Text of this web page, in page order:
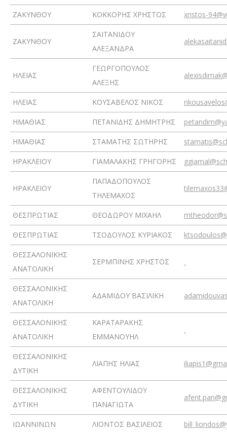
ΖΑΚΥΝΘΟΥ ΚΟΚΚΟΡΗΣ ΧΡΗΣΤΟΣ xristos-
ΖΑΚΥΝΘΟΥ
ΣΑΪΤΑΝΙΔΟΥ
ΑΛΕΞΑΝΔΡΑ
ΗΛΕΙΑΣ
ΓΕΩΡΓΟΠΟΥΛΟΣ
ΑΛΕΞΗΣ
ΗΛΕΙΑΣ ΚΟΥΣΑΒΕΛΟΣ ΝΙΚΟΣ
ΗΜΑΘΙΑΣ ΠΕΤΑΝΙΔΗΣ ΔΗΜΗΤΡΗΣ
ΗΜΑΘΙΑΣ ΣΤΑΜΑΤΗΣ ΣΩΤΗΡΗΣ
ΗΡΑΚΛΕΙΟΥ ΓΙΑΜΑΛΑΚΗΣ ΓΡΗΓΟΡΗΣ
ΗΡΑΚΛΕΙΟΥ
ΠΑΠΑΔΟΠΟΥΛΟΣ
ΤΗΛΕΜΑΧΟΣ
ΘΕΣΠΡΩΤΙΑΣ ΘΕΟΔΩΡΟΥ ΜΙΧΑΗΛ
ΘΕΣΠΡΩΤΙΑΣ ΤΣΟΔΟΥΛΟΣ ΚΥΡΙΑΚΟΣ
ΘΕΣΣΑΛΟΝΙΚΗΣ
ΑΝΑΤΟΛΙΚΗ
ΣΕΡΜΠΙΝΗΣ ΧΡΗΣΤΟΣ
ΘΕΣΣΑΛΟΝΙΚΗΣ
ΑΝΑΤΟΛΙΚΗ
ΑΔΑΜΙΔΟΥ ΒΑΣΙΛΙΚΗ
ΘΕΣΣΑΛΟΝΙΚΗΣ
ΑΝΑΤΟΛΙΚΗ
ΚΑΡΑΤΑΡΑΚΗΣ
ΕΜΜΑΝΟΥΗΛ
ΘΕΣΣΑΛΟΝΙΚΗΣ
ΔΥΤΙΚΗ
ΛΙΑΠΗΣ ΗΛΙΑΣ
ΘΕΣΣΑΛΟΝΙΚΗΣ
ΔΥΤΙΚΗ
ΑΦΕΝΤΟΥΛΙΔΟΥ
ΠΑΝΑΓΙΩΤΑ
ΙΩΑΝΝΙΝΩΝ ΛΙΟΝΤΟΣ ΒΑΣΙΛΕΙΟΣ